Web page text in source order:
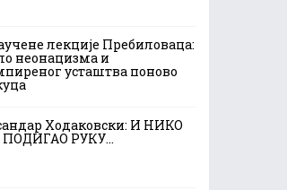
лекције Пребиловаца:
неонацизма и
усташтва поново
Ходаковски: И НИКО
РУКУ…